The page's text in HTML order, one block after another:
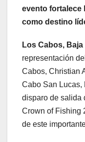
evento fortalece
como destino
Los Cabos,
representación
Cabos, Christian
Cabo San Lucas,
disparo de salida
Crown of Fishing
de este